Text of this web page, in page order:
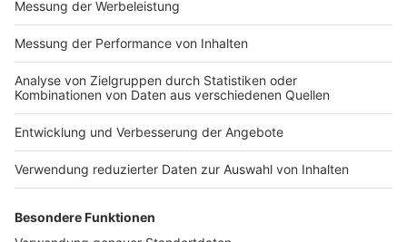
Impressum
Nutzungsbedingungen
Jobs
Presse
Werben
Archiv
Kontakt
Studio-Hotline
Verkehrs-Hotline
Newsletter